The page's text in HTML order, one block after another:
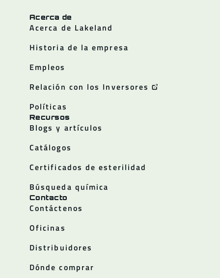
Acerca de
Acerca de Lakeland
Historia de la empresa
Empleos
Relación con los Inversores
Políticas
Recursos
Blogs y artículos
Catálogos
Certificados de esterilidad
Búsqueda química
Contacto
Contáctenos
Oficinas
Distribuidores
Dónde comprar